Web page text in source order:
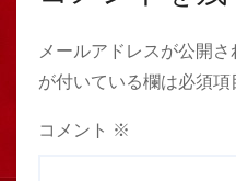
メールアドレスが公開さ
が付いている欄は必須項
コメント ※